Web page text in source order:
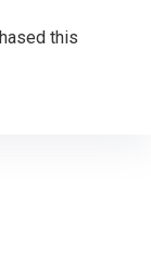
this